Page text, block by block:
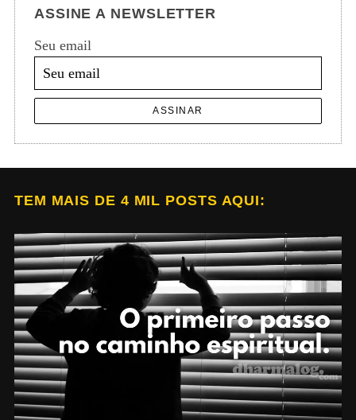
ASSINE A NEWSLETTER
Seu email
ASSINAR
TEM MAIS DE 4 MIL POSTS AQUI: